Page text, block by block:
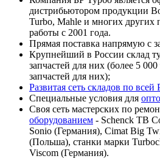
дистрибьютором продукции
Turbo, Mahle и многих других
работы с 2001 года.
Прямая поставка напрямую с
Крупнейший в России склад
запчастей для них (более 5
запчастей для них);
Развитая сеть складов по всей
Специальные условия для
Своя сеть мастерских по
оборудованием - Schenck TB
Sonio (Германия), Cimat Big
(Польша), станки марки
Viscom (Германия).